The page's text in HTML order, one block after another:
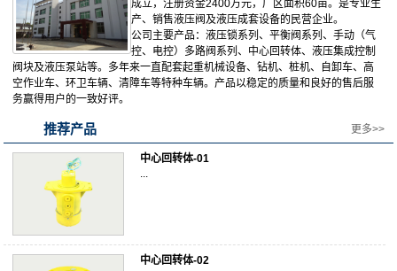
成立，注册资金2400万元，厂区面积60亩。是专业生
产、销售液压阀及液压成套设备的民营企业。
公司主要产品：液压锁系列、平衡阀系列、手动（气
控、电控）多路阀系列、中心回转体、液压集成控制
阀块及液压泵站等。多年来一直配套起重机械设备、钻机、桩机、自卸车、高
空作业车、环卫车辆、清障车等特种车辆。产品以稳定的质量和良好的售后服
务赢得用户的一致好评。
推荐产品 更多>>
中心回转体-01
...
中心回转体-02